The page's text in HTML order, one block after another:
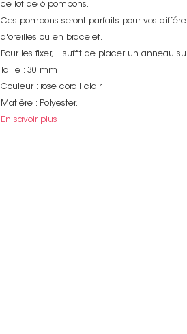
ce lot de 6 pompons.
Ces pompons seront parfaits pour vos
d'oreilles ou en bracelet.
Pour les fixer, il suffit de placer un anneau
Taille : 30 mm
Couleur : rose corail clair.
Matière : Polyester.
En savoir plus